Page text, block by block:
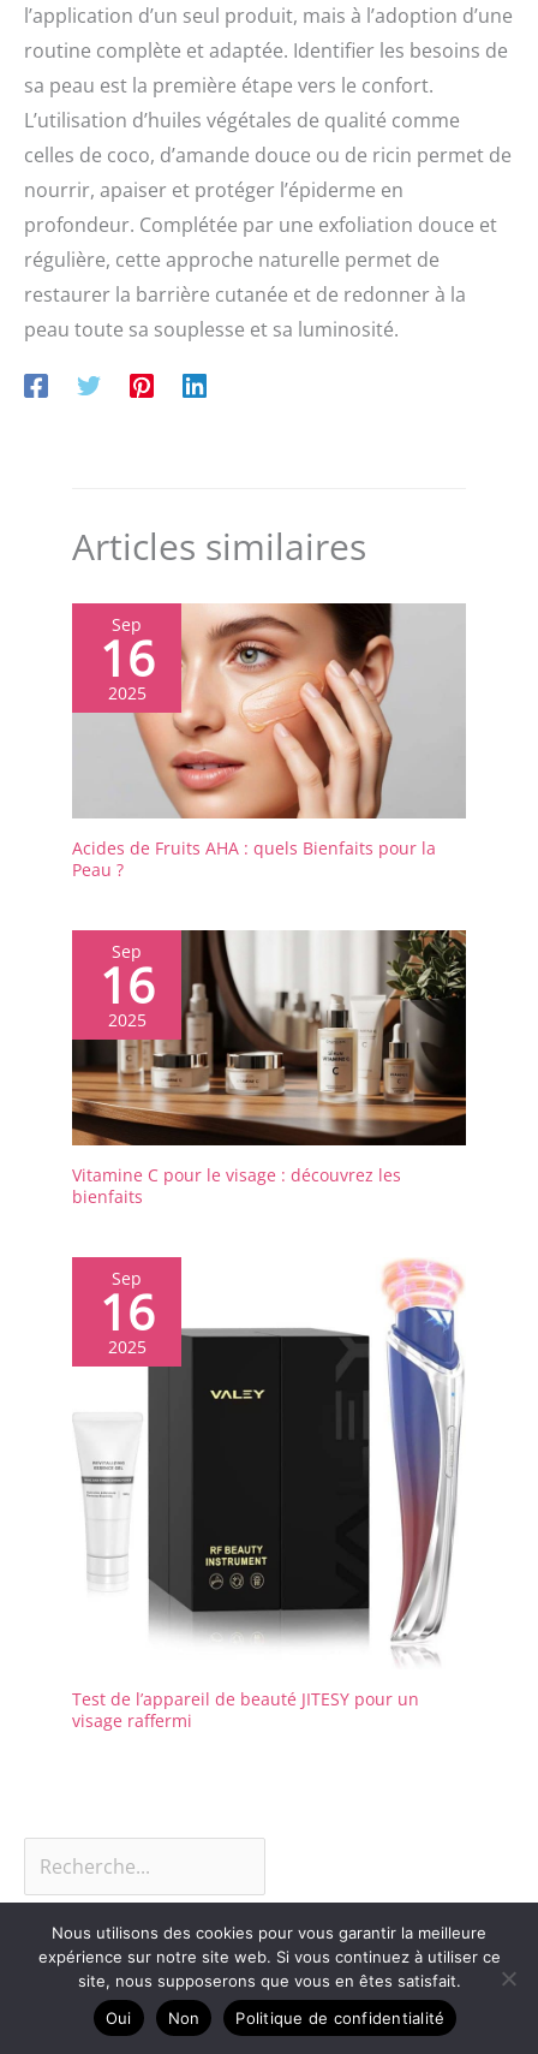
l’application d’un seul produit, mais à l’adoption d’une
routine complète et adaptée. Identifier les besoins de
sa peau est la première étape vers le confort.
L’utilisation d’huiles végétales de qualité comme
celles de coco, d’amande douce ou de ricin permet de
nourrir, apaiser et protéger l’épiderme en
profondeur. Complétée par une exfoliation douce et
régulière, cette approche naturelle permet de
restaurer la barrière cutanée et de redonner à la
peau toute sa souplesse et sa luminosité.
Articles similaires
Sep
16
2025
Acides de Fruits AHA : quels Bienfaits pour la
Peau ?
Sep
16
2025
Vitamine C pour le visage : découvrez les
bienfaits
Sep
16
2025
Test de l’appareil de beauté JITESY pour un
visage raffermi
Dans la catégorie Conseils et astuces
beauté
Nous utilisons des cookies pour vous garantir la meilleure
expérience sur notre site web. Si vous continuez à utiliser ce
site, nous supposerons que vous en êtes satisfait.
Oui
Non Politique de confidentialité